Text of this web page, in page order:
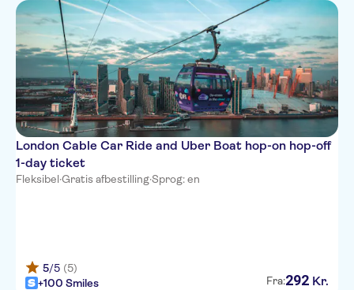
London Cable Car Ride and Uber Boat hop-on hop-off
1-day ticket
Fleksibel·Gratis afbestilling·Sprog: en
5/5 (5)
+100 Smiles
Fra:292 Kr.